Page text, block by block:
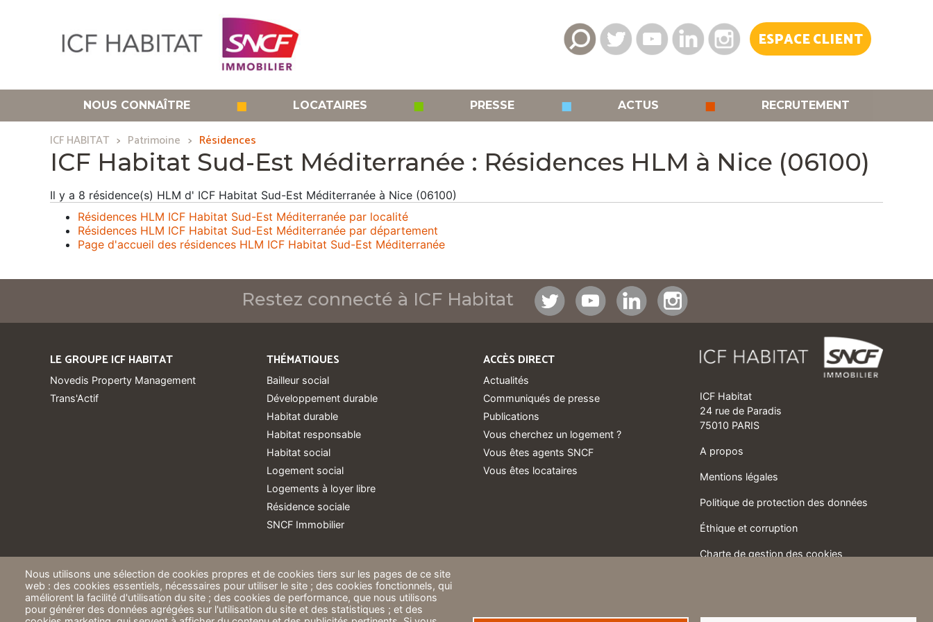
ESPACE CLIENT
NOUS CONNAÎTRE ◼ LOCATAIRES ◼ PRESSE ◼ ACTUS ◼ RECRUTEMENT
ICF HABITAT Patrimoine Résidences
ICF Habitat Sud-Est Méditerranée : Résidences HLM à Nice (06100)
Il y a 8 résidence(s) HLM d' ICF Habitat Sud-Est Méditerranée à Nice (06100)
Résidences HLM ICF Habitat Sud-Est Méditerranée par localité
Résidences HLM ICF Habitat Sud-Est Méditerranée par département
Page d'accueil des résidences HLM ICF Habitat Sud-Est Méditerranée
Nous utilisons une sélection de cookies propres et de cookies tiers sur les pages de ce site
web : des cookies essentiels, nécessaires pour utiliser le site ; des cookies fonctionnels, qui
améliorent la facilité d'utilisation du site ; des cookies de performance, que nous utilisons
pour générer des données agrégées sur l'utilisation du site et des statistiques ; et des
Restez connecté à ICF Habitat
LE GROUPE ICF HABITAT
Novedis Property Management
Trans'Actif
THÉMATIQUES
Bailleur social
Développement durable
Habitat durable
Habitat responsable
Habitat social
Logement social
Logements à loyer libre
Résidence sociale
SNCF Immobilier
ACCÈS DIRECT
Actualités
Communiqués de presse
Publications
Vous cherchez un logement ?
Vous êtes agents SNCF
Vous êtes locataires
ICF Habitat
24 rue de Paradis
75010 PARIS
A propos
Mentions légales
Politique de protection des données
Éthique et corruption
Charte de gestion des cookies